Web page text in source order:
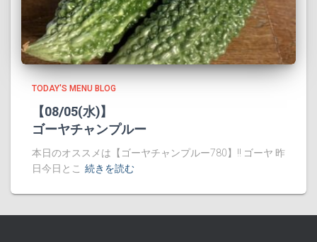
TODAY'S MENU BLOG
【08/05(水)】
ゴーヤチャンプルー
本日のオススメは【ゴーヤチャンプルー780】!! ゴーヤ 昨
日今日とこ 続きを読む